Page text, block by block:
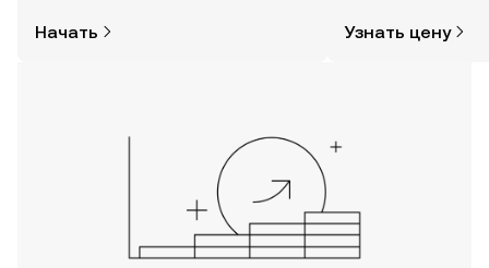
так сложно. Начните исследовать
Начать
новости и многое
Узнать цену